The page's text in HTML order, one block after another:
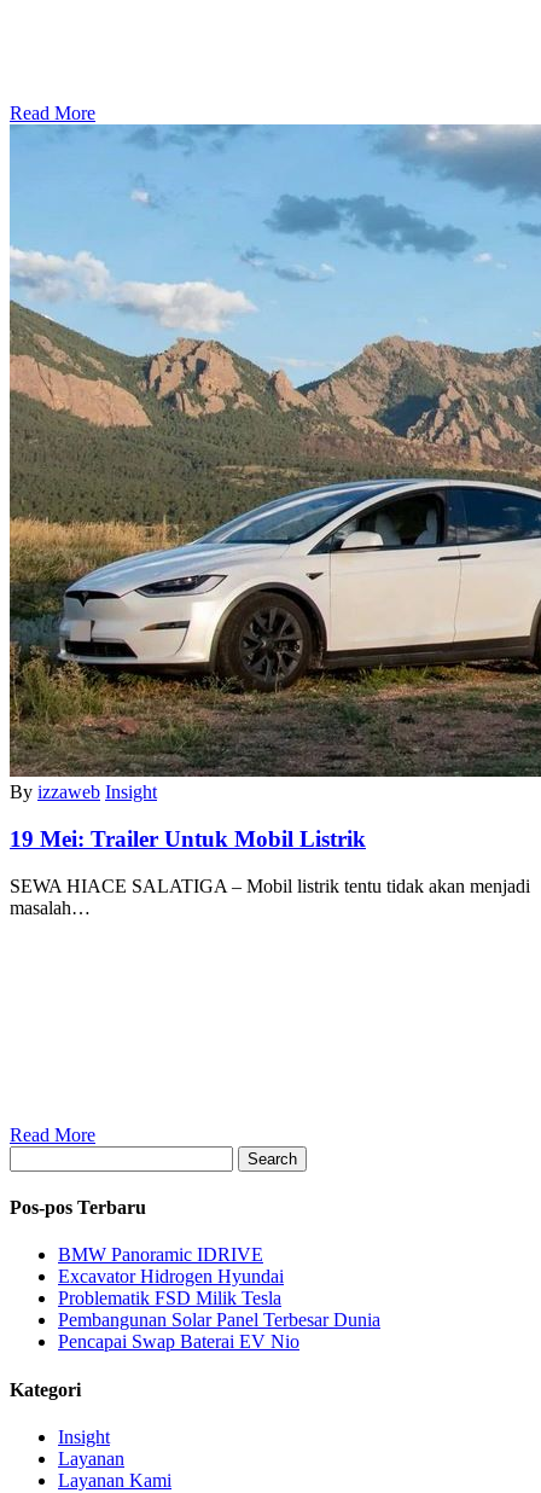
Read More
By izzaweb Insight
19 Mei: Trailer Untuk Mobil Listrik
SEWA HIACE SALATIGA – Mobil listrik tentu tidak akan menjadi
masalah…
Read More
Search
Pos-pos Terbaru
BMW Panoramic IDRIVE
Excavator Hidrogen Hyundai
Problematik FSD Milik Tesla
Pembangunan Solar Panel Terbesar Dunia
Pencapai Swap Baterai EV Nio
Kategori
Insight
Layanan
Layanan Kami